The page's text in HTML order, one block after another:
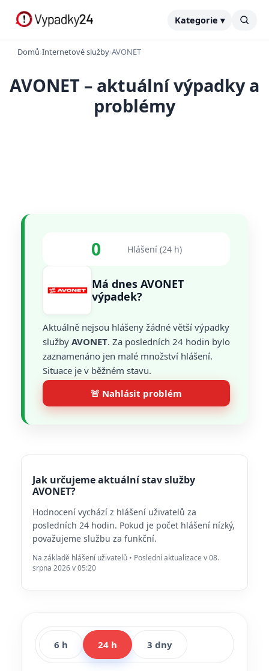
Kategorie ▾
Domů›Internetové služby›AVONET
AVONET – aktuální výpadky a
problémy
0 Hlášení (24 h)
Má dnes AVONET
výpadek?
Aktuálně nejsou hlášeny žádné větší výpadky
služby AVONET. Za posledních 24 hodin bylo
zaznamenáno jen malé množství hlášení.
Situace je v běžném stavu.
🚨 Nahlásit problém
Jak určujeme aktuální stav služby
AVONET?
Hodnocení vychází z hlášení uživatelů za
posledních 24 hodin. Pokud je počet hlášení nízký,
považujeme službu za funkční.
Na základě hlášení uživatelů • Poslední aktualizace v 08.
srpna 2026 v 05:20
6 h 24 h 3 dny